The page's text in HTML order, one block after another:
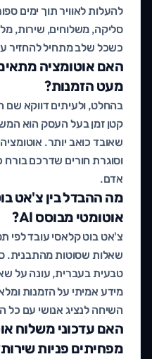
להעלות לאוויר תוך ימים
סליקה, משלוחים, שירות,
כשכל שלב מתחיל להחזיר
האם אוטומציה
מעט הזמנות?
בהחלט, ולעיתים דווקא שם
קטן זמן בעל העסק הוא
שאובד כואב יותר.
וסוגרת חורים שדרכם בורח
אדם.
מה ההבדל בין צ'אט
אוטומטי מבוסס AI?
צ'אט בוט קלאסי עובד לפי
טבעית בעברית, עונה על
מידע אמיתי על הזמנות
השיחה לנציג אנושי עם כל
האם עדכוני משלוח
מפחיתים פניות